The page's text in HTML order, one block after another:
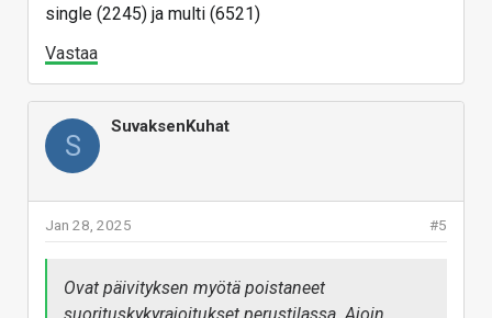
single (2245) ja multi (6521)
Vastaa
S
SuvaksenKuhat
#5
Jan 28, 2025
Ovat päivityksen myötä poistaneet